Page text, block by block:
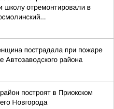
школу отремонтировали в
пострадала при пожаре
Автозаводского района
построят в Приокском
Новгорода